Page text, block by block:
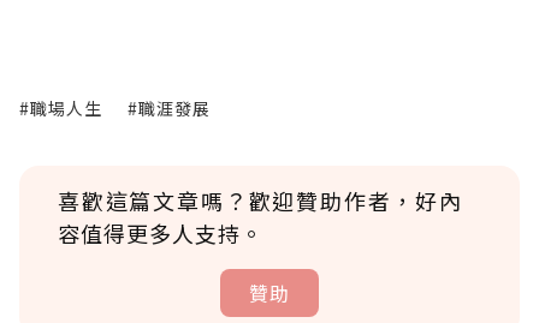
#職場人生 #職涯發展
喜歡這篇文章嗎？歡迎贊助作者，好內
容值得更多人支持。
贊助